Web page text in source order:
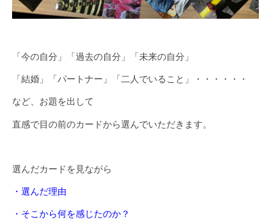
「今の自分」「過去の自分」「未来の自分」
「結婚」「パートナー」「二人でいること」・・・・・・
など、お題を出して
直感で目の前のカードから選んでいただきます。
選んだカードを見ながら
・選んだ理由
・そこから何を感じたのか？